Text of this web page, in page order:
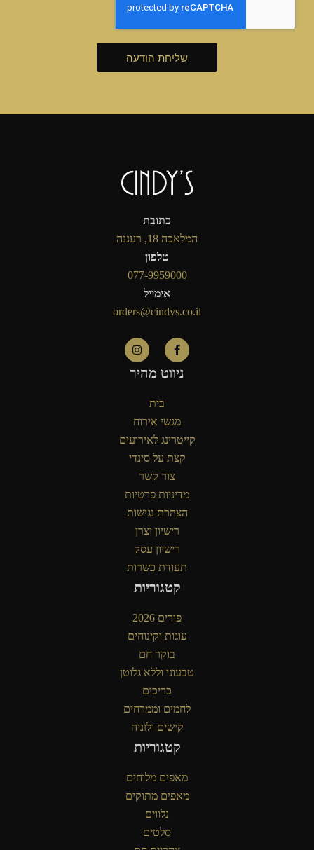
שליחת הודעה
כתובת
המלאכה 18, רעננה
טלפון
077-9959000
אימייל
orders@cindys.co.il
ניווט מהיר
בית
מגשי אירוח
קייטרינג לאירועים
קצת על סינדי
צור קשר
מדיניות פרטיות
הצהרת נגישות
רישיון יצרן
רישיון עסק
תעודת כשרות
קטגוריות
פורים 2026
עוגות וקינוחים
בוקר חם
טבעוני וללא גלוטן
כריכים
לחמים וממרחים
קישים ולזניה
קטגוריות
מאפים מלוחים
מאפים מתוקים
נלווים
סלטים